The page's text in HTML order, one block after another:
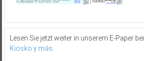
Lesen Sie jetzt weiter in unserem E-Paper bei
Kiosko y más.